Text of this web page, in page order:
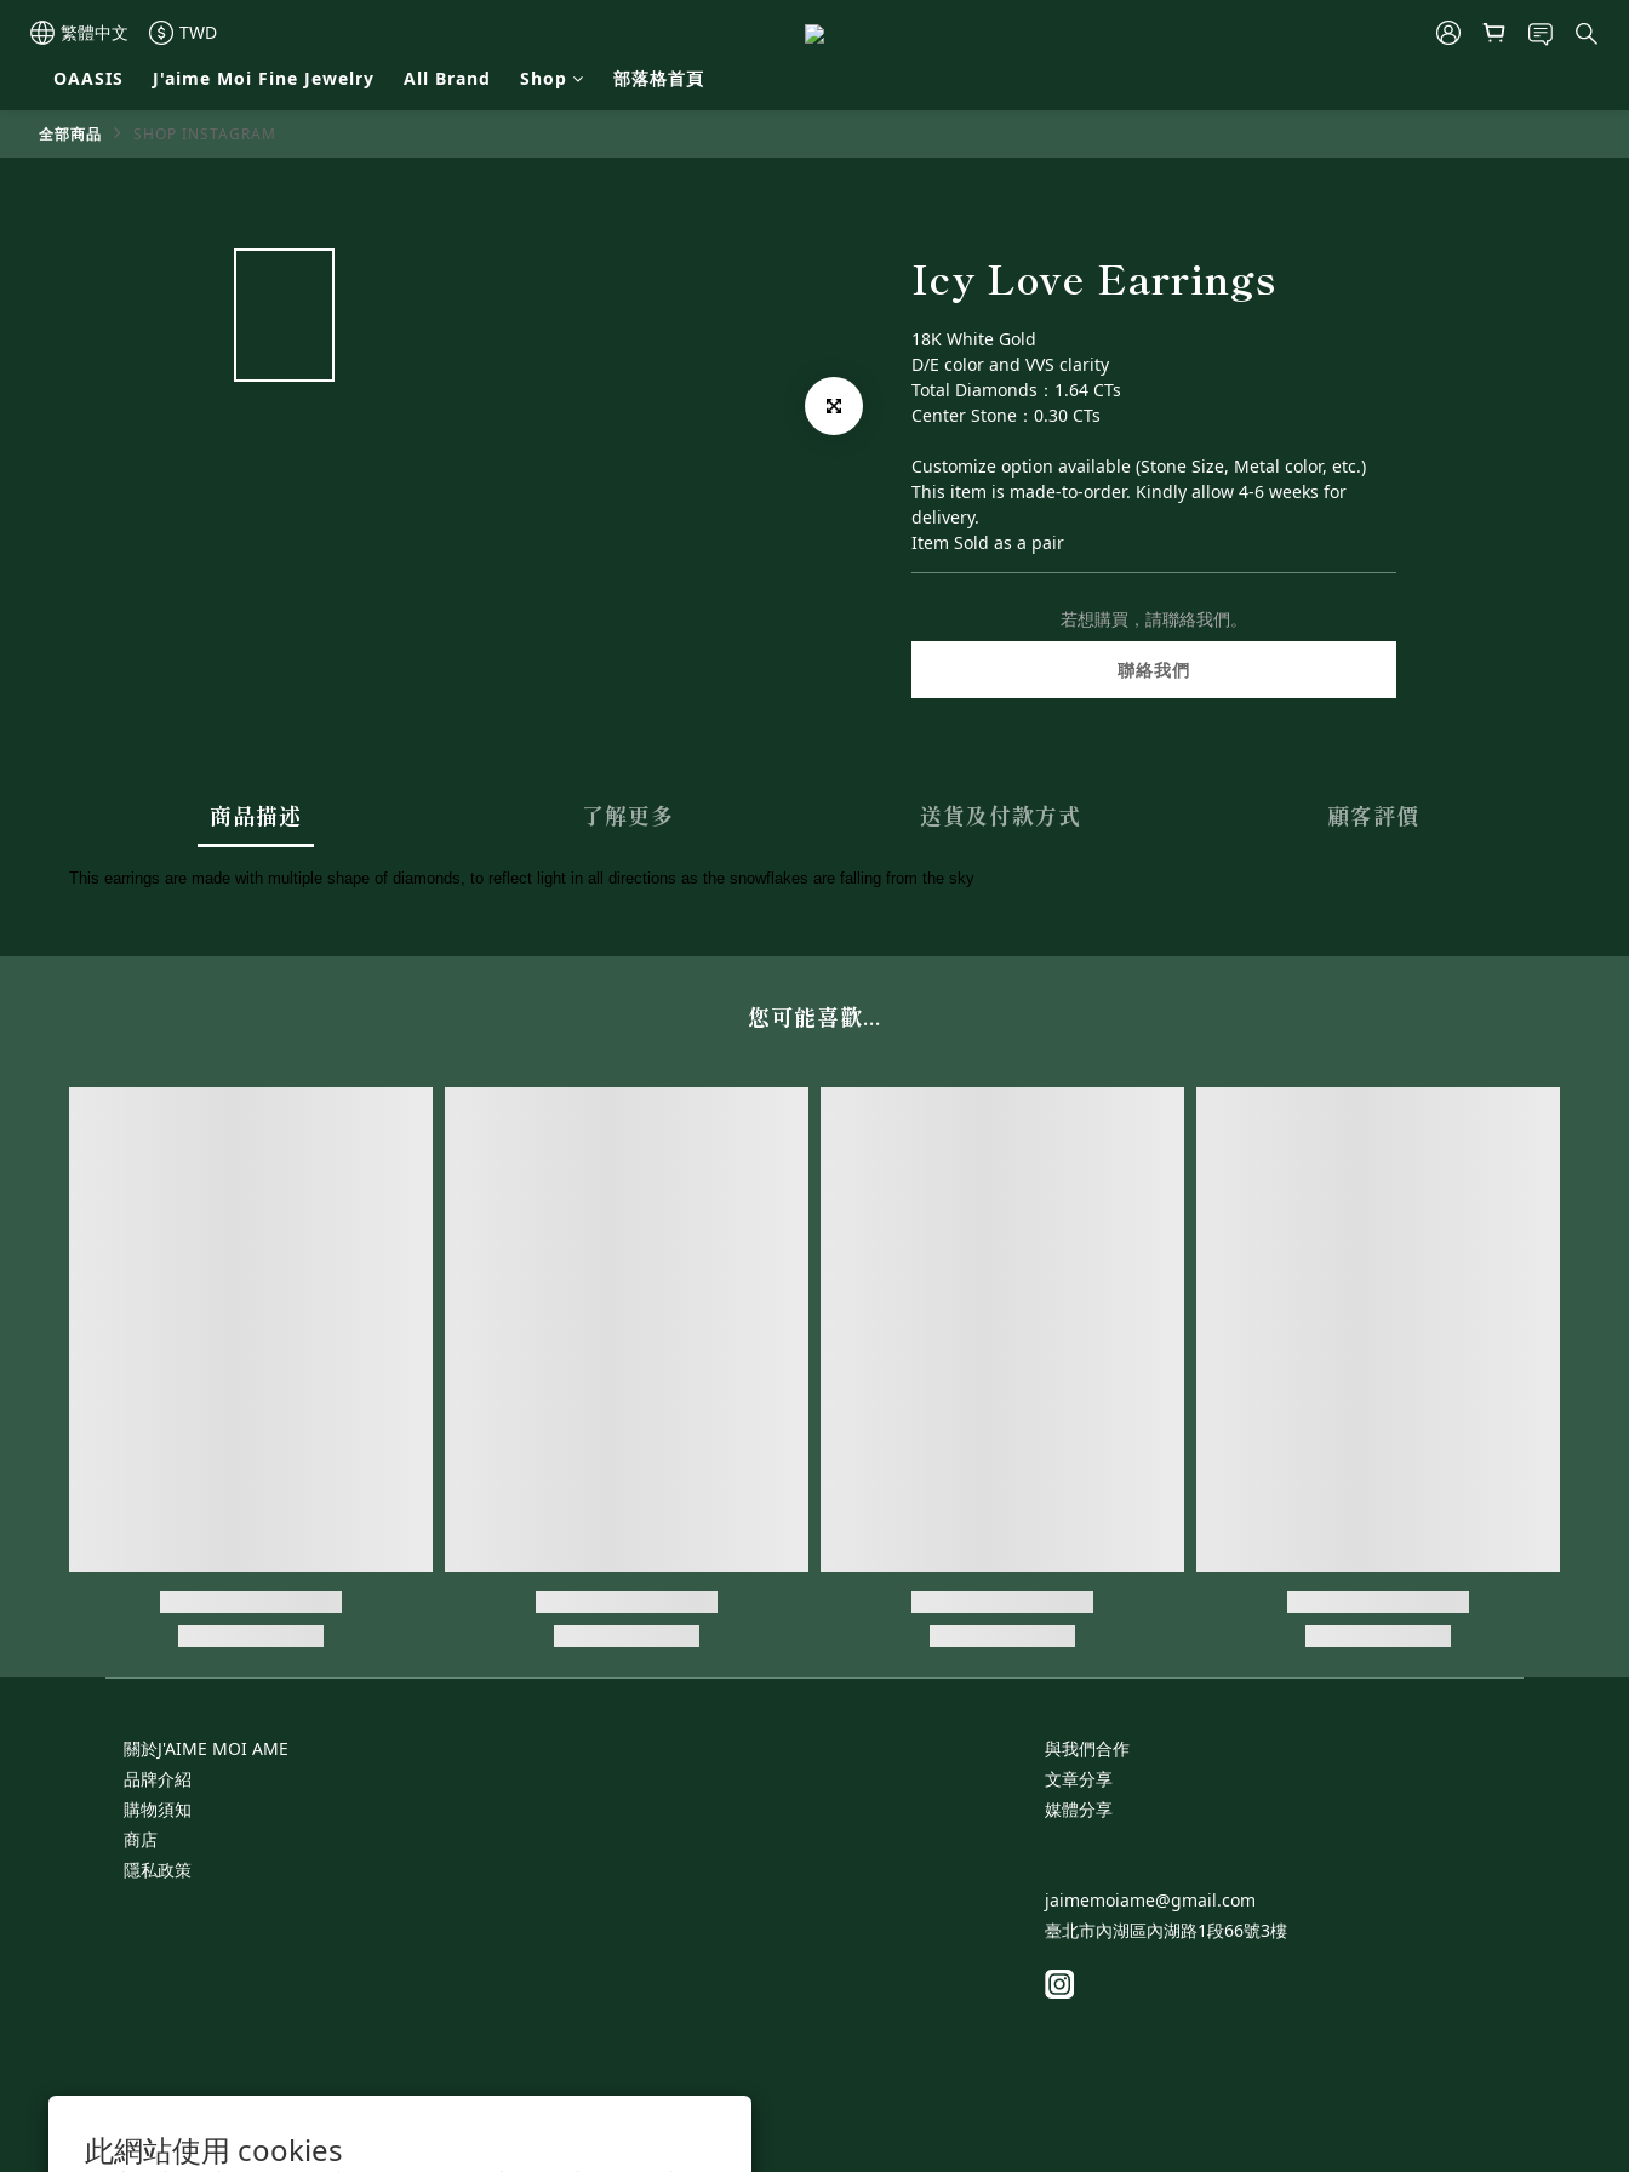
此網站使用 cookies
繁體中文
TWD
OAASIS
J'aime Moi Fine Jewelry All Brand Shop 部落格首頁
全部商品 SHOP INSTAGRAM
Icy Love Earrings
18K White Gold
D/E color and VVS clarity
Total Diamonds：1.64 CTs
Center Stone：0.30 CTs
Customize option available (Stone Size, Metal color, etc.)
This item is made-to-order. Kindly allow 4-6 weeks for
delivery.
Item Sold as a pair
若想購買，請聯絡我們。
聯絡我們
商品描述 了解更多 送貨及付款方式 顧客評價
This earrings are made with multiple shape of diamonds, to reflect light in all directions as the snowflakes are falling from the sky
您可能喜歡...
關於J'AIME MOI AME
品牌介紹
購物須知
商店
隱私政策
與我們合作
文章分享
媒體分享
jaimemoiame@gmail.com
臺北市內湖區內湖路1段66號3樓